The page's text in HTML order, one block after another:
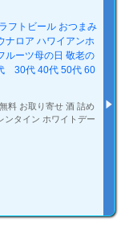
フトビール おつまみ
ナロア ハワイアンホ
ルーツ母の日 敬老の
30代 40代 50代 60
料 お取り寄せ 酒 詰め
ンタイン ホワイトデー